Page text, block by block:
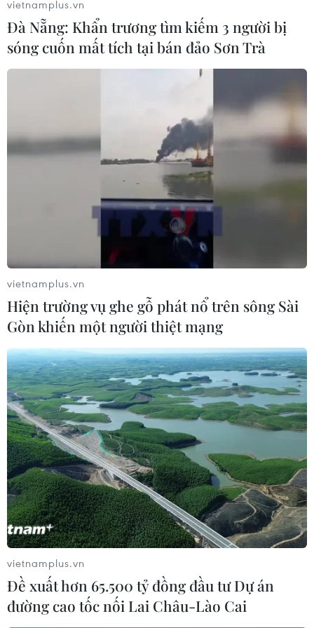
Mỹ chuyển giao cho Philippines hàng trăm súng máy,
súng lục và súng chống tăng để giúp nước này tăng
cường năng lực trong cuộc chiến chống khủng bố.
Tổng thống Philippines ra lệnh cho quân
đội tiêu diệt khủng bố
07/06/2017 03:01
Tổng thống Philippines Rodrigo Duterte ra lệnh cho quân
đội nước này tiêu diệt và đập tan các nhóm khủng bố ở
miền Nam Philippines.
vietnamplus.vn
Đà Nẵng: Khẩn trương tìm kiếm 3 người bị
sóng cuốn mất tích tại bán đảo Sơn Trà
vietnamplus.vn
Hiện trường vụ ghe gỗ phát nổ trên sông Sài
Gòn khiến một người thiệt mạng
vietnamplus.vn
Đề xuất hơn 65.500 tỷ đồng đầu tư Dự án
đường cao tốc nối Lai Châu-Lào Cai